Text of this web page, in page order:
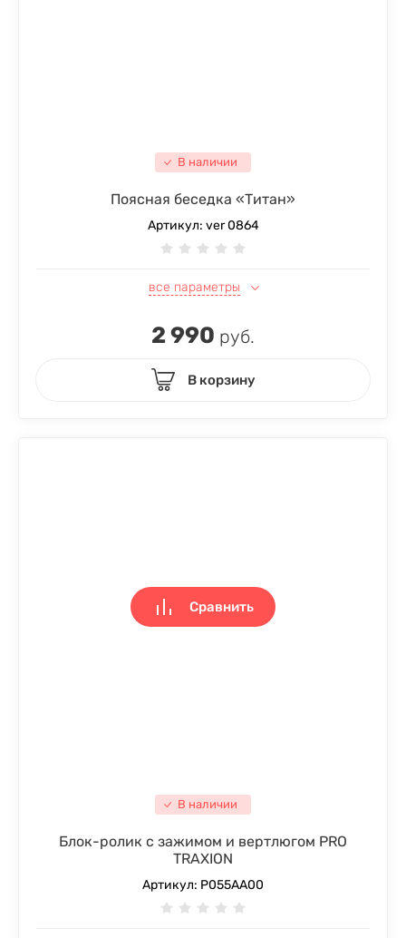
В наличии
Поясная беседка «Титан»
Артикул: ver 0864
все параметры
2 990 руб.
В корзину
В наличии
Блок-ролик с зажимом и вертлюгом PRO
TRAXION
Артикул: P055AA00
Сравнить